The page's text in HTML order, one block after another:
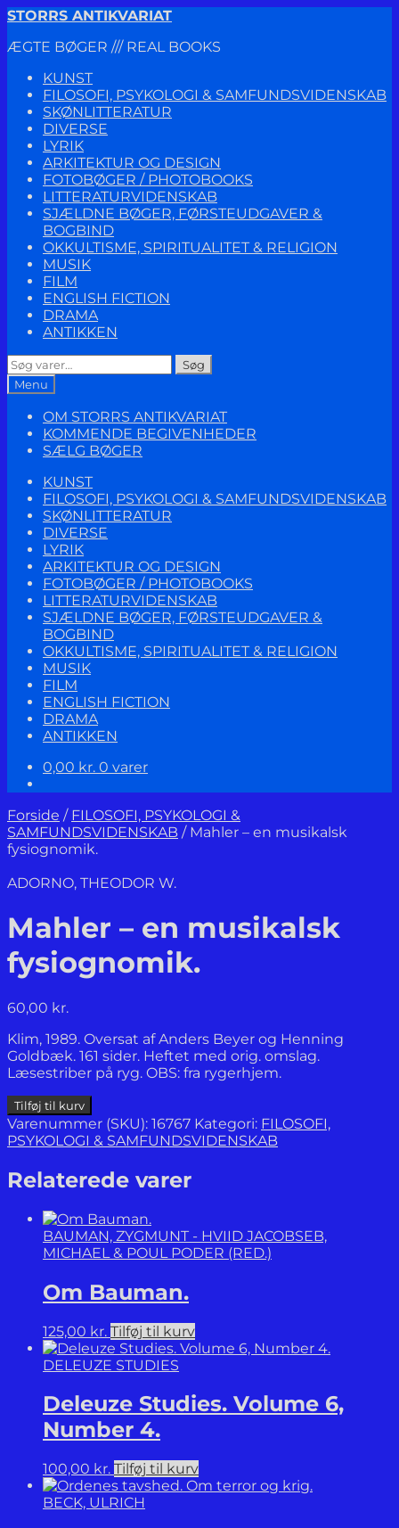
Spring
navigation
Spring
indhold
STORRS ANTIKVARIAT
ÆGTE BØGER /// REAL BOOKS
KUNST
FILOSOFI, PSYKOLOGI & SAMFUNDSVIDENSKAB
SKØNLITTERATUR
DIVERSE
LYRIK
ARKITEKTUR OG DESIGN
FOTOBØGER / PHOTOBOOKS
LITTERATURVIDENSKAB
SJÆLDNE BØGER, FØRSTEUDGAVER &
BOGBIND
OKKULTISME, SPIRITUALITET & RELIGION
MUSIK
FILM
ENGLISH FICTION
DRAMA
ANTIKKEN
Søg
efter:
Søg
Menu
OM STORRS ANTIKVARIAT
KOMMENDE BEGIVENHEDER
SÆLG BØGER
KUNST
FILOSOFI, PSYKOLOGI & SAMFUNDSVIDENSKAB
SKØNLITTERATUR
DIVERSE
LYRIK
ARKITEKTUR OG DESIGN
FOTOBØGER / PHOTOBOOKS
LITTERATURVIDENSKAB
SJÆLDNE BØGER, FØRSTEUDGAVER &
BOGBIND
OKKULTISME, SPIRITUALITET & RELIGION
MUSIK
FILM
ENGLISH FICTION
DRAMA
ANTIKKEN
0,00 kr. 0 varer
Forside / FILOSOFI, PSYKOLOGI &
SAMFUNDSVIDENSKAB / Mahler – en musikalsk
fysiognomik.
ADORNO, THEODOR W.
Mahler – en musikalsk
fysiognomik.
60,00 kr.
Klim, 1989. Oversat af Anders Beyer og Henning
Goldbæk. 161 sider. Heftet med orig. omslag.
Læsestriber på ryg. OBS: fra rygerhjem.
Mahler
-
en
fysiognomik.
antal
Tilføj til kurv
Varenummer (SKU): 16767 Kategori: FILOSOFI,
PSYKOLOGI & SAMFUNDSVIDENSKAB
Relaterede varer
BAUMAN, ZYGMUNT - HVIID JACOBSEB,
MICHAEL & POUL PODER (RED.)
Om Bauman.
125,00 kr. Tilføj til kurv
DELEUZE STUDIES
Deleuze Studies. Volume 6,
Number 4.
100,00 kr. Tilføj til kurv
BECK, ULRICH